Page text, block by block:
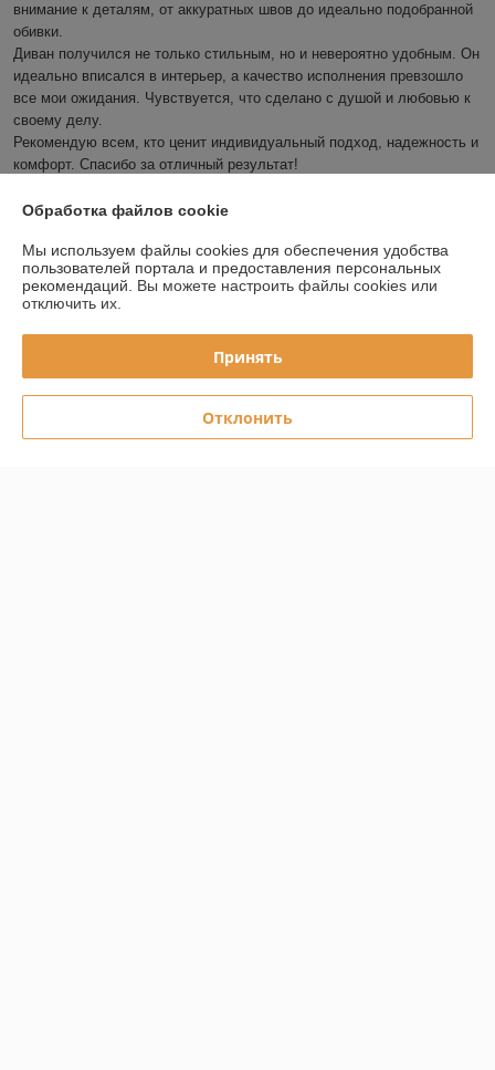
внимание к деталям, от аккуратных швов до идеально подобранной
обивки.
Диван получился не только стильным, но и невероятно удобным. Он
идеально вписался в интерьер, а качество исполнения превзошло
все мои ожидания. Чувствуется, что сделано с душой и любовью к
своему делу.
Рекомендую всем, кто ценит индивидуальный подход, надежность и
комфорт. Спасибо за отличный результат!
Показать все отзывы
О нас
Контакты
График работы
Обработка файлов cookie
Мы используем файлы cookies для обеспечения удобства
пользователей портала и предоставления персональных
рекомендаций. Вы можете настроить файлы cookies или
отключить их.
Принять
Отклонить